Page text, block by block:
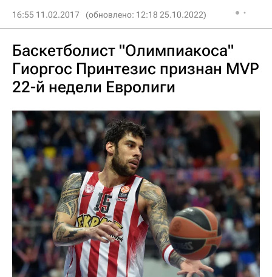
16:55 11.02.2017 (обновлено: 12:18 25.10.2022)
Баскетболист "Олимпиакоса"
Гиоргос Принтезис признан MVP
22-й недели Евролиги